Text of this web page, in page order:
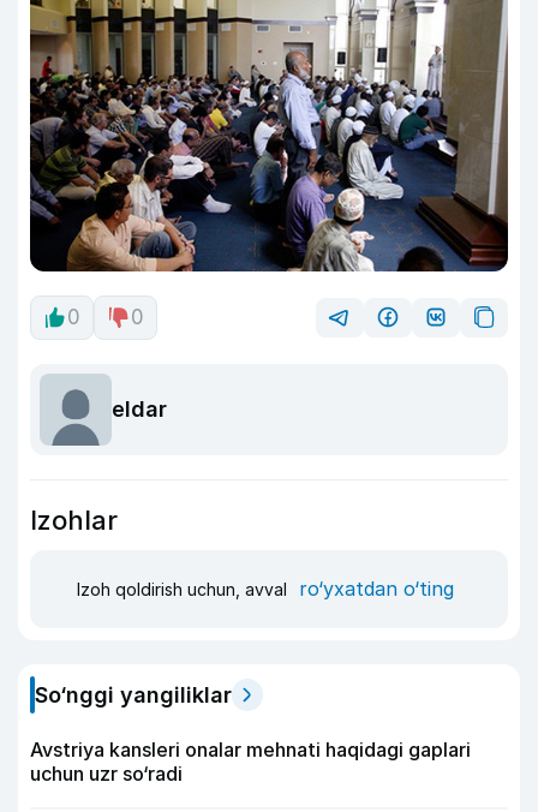
0 0
eldar
Izohlar
Izoh qoldirish uchun, avval ro‘yxatdan o‘ting
So‘nggi yangiliklar
Avstriya kansleri onalar mehnati haqidagi gaplari
uchun uzr so‘radi